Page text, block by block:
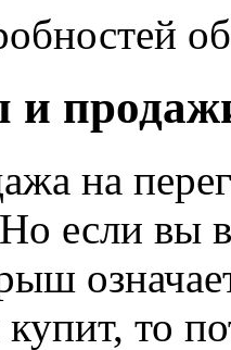
и
на
если вы
то